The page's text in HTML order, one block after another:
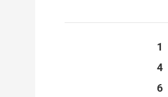
1
4
6